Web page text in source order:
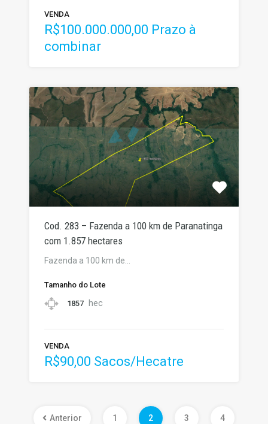
VENDA
R$100.000.000,00 Prazo à
combinar
Cod. 283 – Fazenda a 100 km de Paranatinga
com 1.857 hectares
Fazenda a 100 km de…
Tamanho do Lote
1857 hec
VENDA
R$90,00 Sacos/Hecatre
Anterior 1 2 3 4